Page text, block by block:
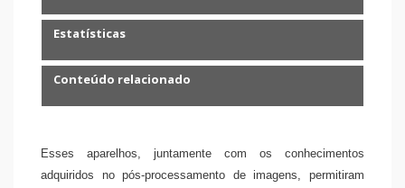
Estatísticas
Conteúdo relacionado
Esses aparelhos, juntamente com os conhecimentos
adquiridos no pós-processamento de imagens, permitiram